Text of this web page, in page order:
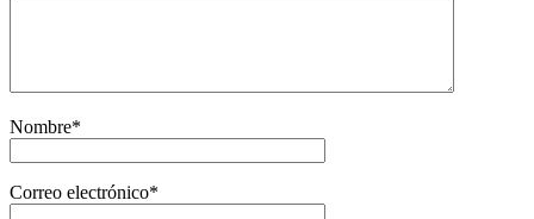
Nombre*
Correo electrónico*